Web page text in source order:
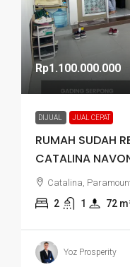
Rp1.100.000.000
DIJUAL JUAL CEPAT
RUMAH SUDAH
CATALINA
Catalina,
2 1 72
Yoz Prosperity